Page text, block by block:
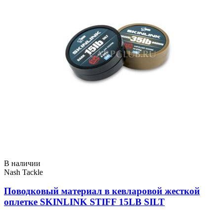
В наличии
Nash Tackle
Поводковый материал в кевларовой жесткой
оплетке SKINLINK STIFF 15LB SILT